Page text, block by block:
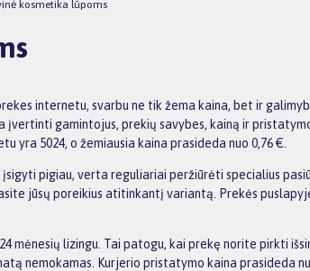
kosmetika lūpoms
internetu, svarbu ne tik žema kaina, bet ir
gamintojus, prekių savybes, kainą ir
yra 5024, o žemiausia kaina prasideda nuo 0,76 €.
pigiau, verta reguliariai peržiūrėti specialius
jūsų poreikius atitinkantį variantą. Prekės
mėnesių lizingu. Tai patogu, kai prekę norite
nemokamas. Kurjerio pristatymo kaina prasideda